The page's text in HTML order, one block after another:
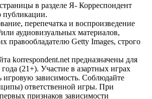
в разделе Я- Корреспондент
публикации.
перепечатка и воспроизведение
аудиовизуальных материалов,
правообладателю Getty Images, строго
korrespondent.net предназначены для
(21+). Участие в азартных играх
игровую зависимость. Соблюдайте
ответственной игры. При
признаков зависимости